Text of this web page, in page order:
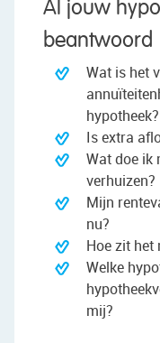
Al jouw
beantwoord
Wat is het
hypotheek?
Is extra
Wat doe ik
verhuizen?
Mijn
nu?
Hoe zit het
Welke
mij?